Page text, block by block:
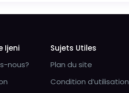
Ijeni
nous?
Sujets Utiles
Plan du site
Condition d’utilisation